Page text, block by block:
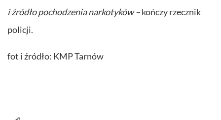
i źródło pochodzenia narkotyków –kończy rzecznik
policji.
fot i źródło: KMP Tarnów